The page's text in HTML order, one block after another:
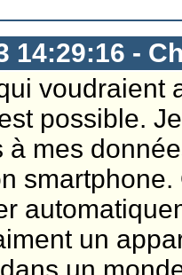
14:29:16 -
voudraient
possible.
à mes
un
un